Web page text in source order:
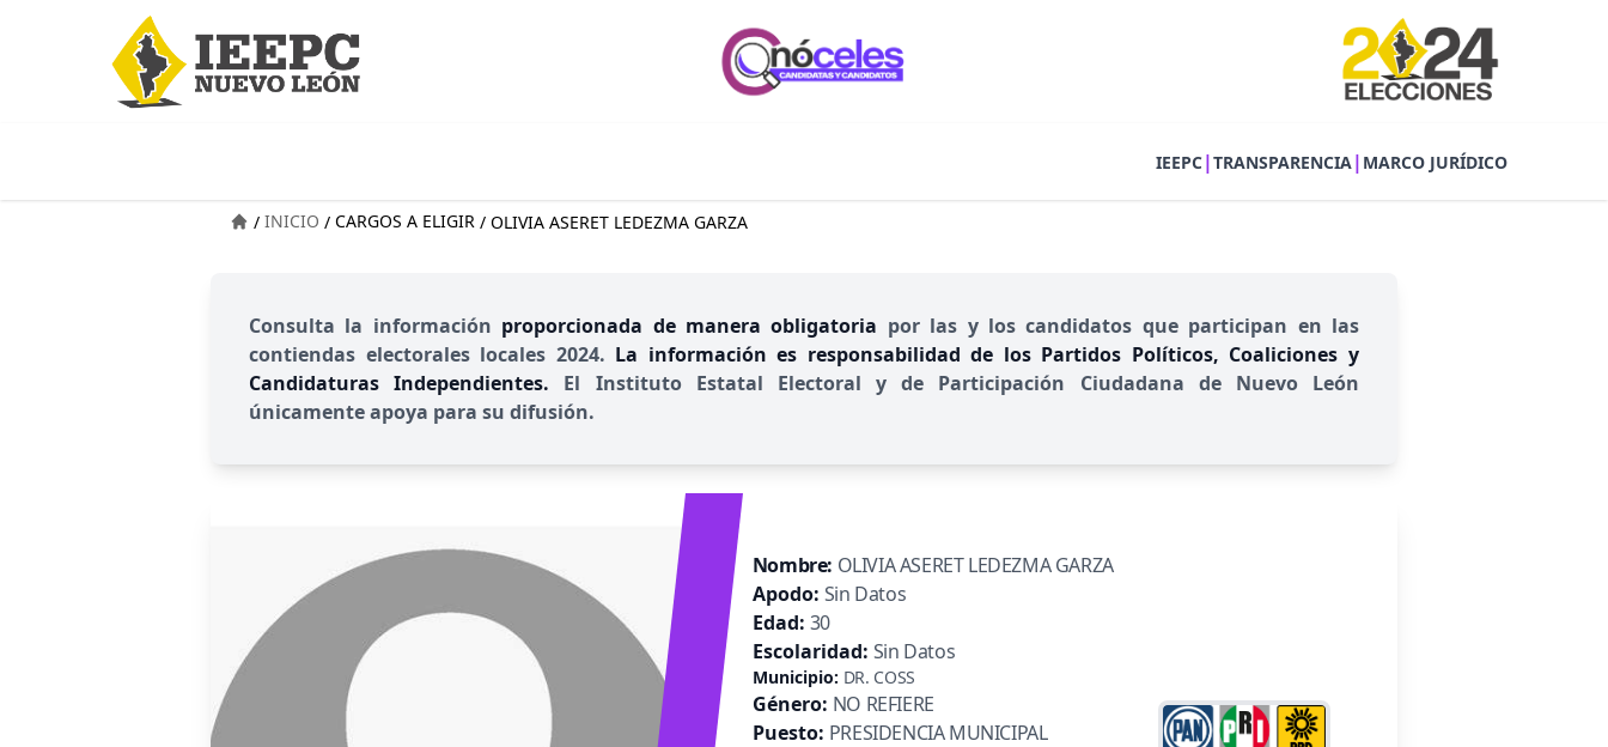
IEEPC|TRANSPARENCIA| MARCO JURÍDICO
/ INICIO / CARGOS A ELIGIR / OLIVIA ASERET LEDEZMA GARZA
Consulta la información proporcionada de manera obligatoria por las y los candidatos que participan en las
contiendas electorales locales 2024. La información es responsabilidad de los Partidos Políticos, Coaliciones y
Candidaturas Independientes. El Instituto Estatal Electoral y de Participación Ciudadana de Nuevo León
únicamente apoya para su difusión.
Nombre: OLIVIA ASERET LEDEZMA GARZA
Apodo: Sin Datos
Edad: 30
Escolaridad: Sin Datos
Municipio: DR. COSS
Género: NO REFIERE
Puesto: PRESIDENCIA MUNICIPAL